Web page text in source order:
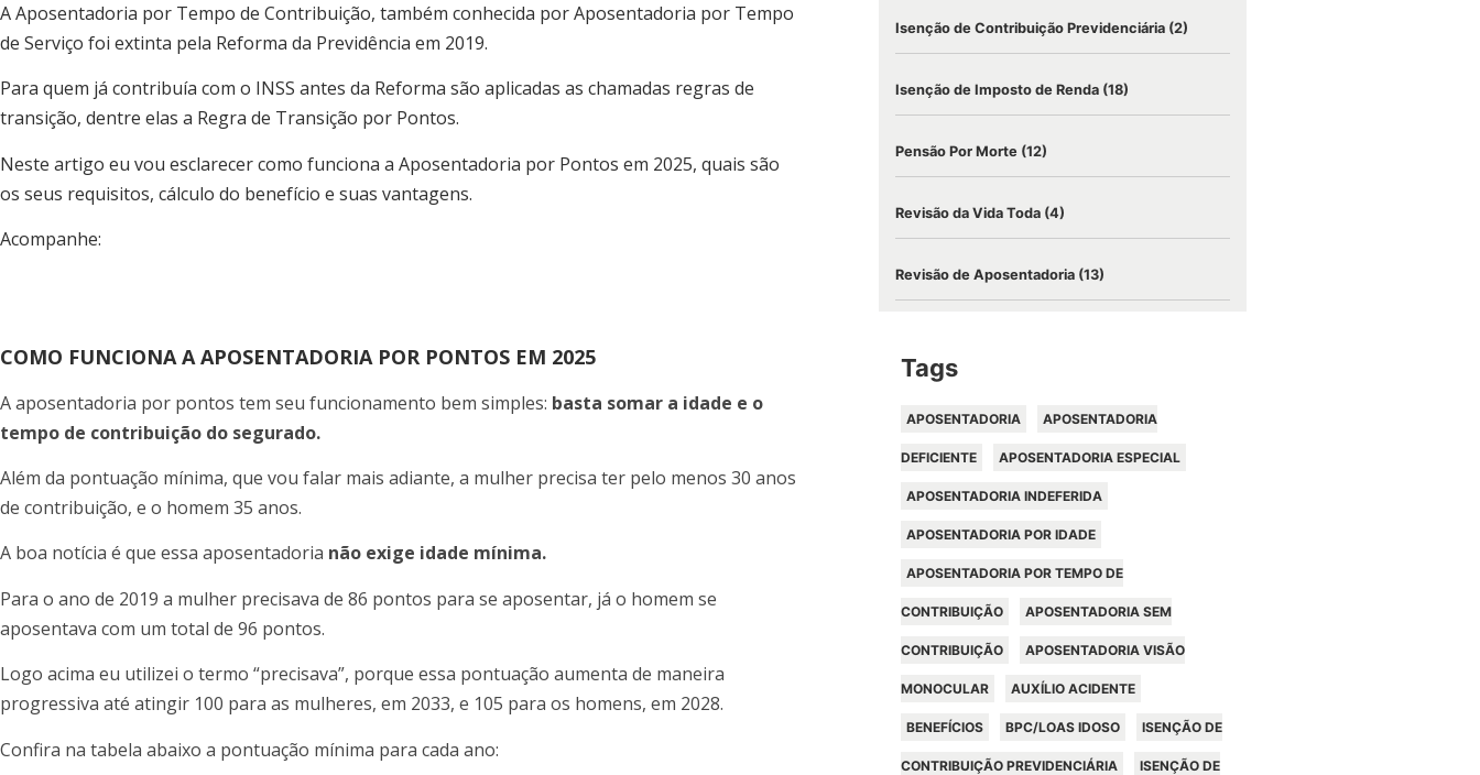
A Aposentadoria por Tempo de Contribuição, também conhecida por Aposentadoria por Tempo
de Serviço foi extinta pela Reforma da Previdência em 2019.
Para quem já contribuía com o INSS antes da Reforma são aplicadas as chamadas regras de
transição, dentre elas a Regra de Transição por Pontos.
Neste artigo eu vou esclarecer como funciona a Aposentadoria por Pontos em 2025, quais são
os seus requisitos, cálculo do benefício e suas vantagens.
Acompanhe:
COMO FUNCIONA A APOSENTADORIA POR PONTOS EM 2025
A aposentadoria por pontos tem seu funcionamento bem simples: basta somar a idade e o
tempo de contribuição do segurado.
Além da pontuação mínima, que vou falar mais adiante, a mulher precisa ter pelo menos 30 anos
de contribuição, e o homem 35 anos.
A boa notícia é que essa aposentadoria não exige idade mínima.
Para o ano de 2019 a mulher precisava de 86 pontos para se aposentar, já o homem se
aposentava com um total de 96 pontos.
Logo acima eu utilizei o termo “precisava”, porque essa pontuação aumenta de maneira
progressiva até atingir 100 para as mulheres, em 2033, e 105 para os homens, em 2028.
Confira na tabela abaixo a pontuação mínima para cada ano:
Isenção de Contribuição Previdenciária (2)
Isenção de Imposto de Renda (18)
Pensão Por Morte (12)
Revisão da Vida Toda (4)
Revisão de Aposentadoria (13)
Tags
APOSENTADORIA APOSENTADORIA
DEFICIENTE APOSENTADORIA ESPECIAL
APOSENTADORIA INDEFERIDA
APOSENTADORIA POR IDADE
APOSENTADORIA POR TEMPO DE
CONTRIBUIÇÃO APOSENTADORIA SEM
CONTRIBUIÇÃO APOSENTADORIA VISÃO
MONOCULAR AUXÍLIO ACIDENTE
BENEFÍCIOS BPC/LOAS IDOSO ISENÇÃO DE
CONTRIBUIÇÃO PREVIDENCIÁRIA ISENÇÃO DE